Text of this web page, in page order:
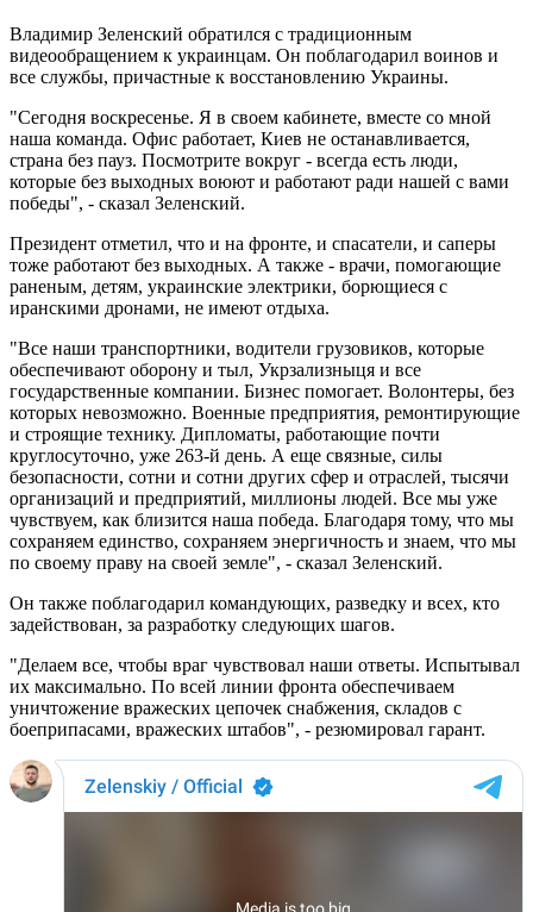
Владимир Зеленский обратился с традиционным
видеообращением к украинцам. Он поблагодарил воинов и
все службы, причастные к восстановлению Украины.
"Сегодня воскресенье. Я в своем кабинете, вместе со мной
наша команда. Офис работает, Киев не останавливается,
страна без пауз. Посмотрите вокруг - всегда есть люди,
которые без выходных воюют и работают ради нашей с вами
победы", - сказал Зеленский.
Президент отметил, что и на фронте, и спасатели, и саперы
тоже работают без выходных. А также - врачи, помогающие
раненым, детям, украинские электрики, борющиеся с
иранскими дронами, не имеют отдыха.
"Все наши транспортники, водители грузовиков, которые
обеспечивают оборону и тыл, Укрзализныця и все
государственные компании. Бизнес помогает. Волонтеры, без
которых невозможно. Военные предприятия, ремонтирующие
и строящие технику. Дипломаты, работающие почти
круглосуточно, уже 263-й день. А еще связные, силы
безопасности, сотни и сотни других сфер и отраслей, тысячи
организаций и предприятий, миллионы людей. Все мы уже
чувствуем, как близится наша победа. Благодаря тому, что мы
сохраняем единство, сохраняем энергичность и знаем, что мы
по своему праву на своей земле", - сказал Зеленский.
Он также поблагодарил командующих, разведку и всех, кто
задействован, за разработку следующих шагов.
"Делаем все, чтобы враг чувствовал наши ответы. Испытывал
их максимально. По всей линии фронта обеспечиваем
уничтожение вражеских цепочек снабжения, складов с
боеприпасами, вражеских штабов", - резюмировал гарант.